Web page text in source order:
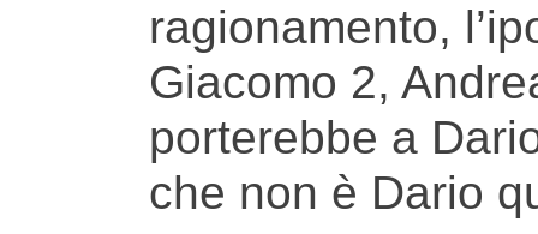
ragionamento,
Giacomo 2,
porterebbe a
che non è Dario